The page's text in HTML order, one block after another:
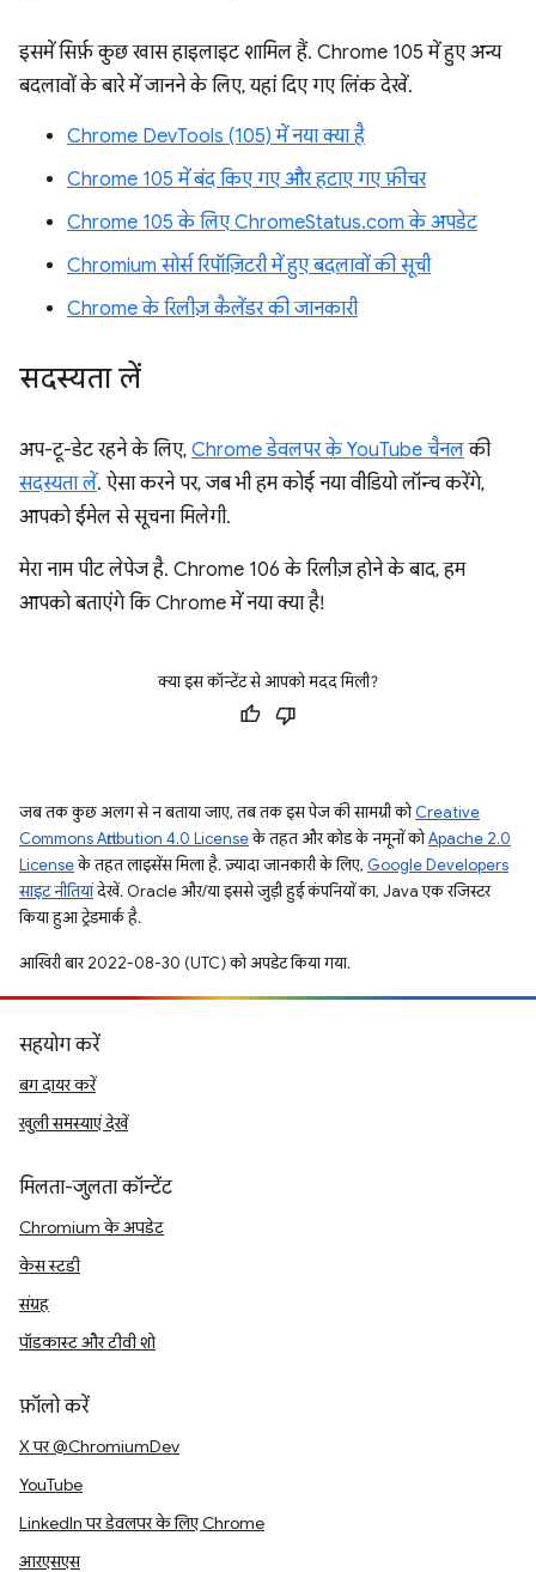
इसमें सिर्फ़ कुछ खास हाइलाइट शामिल हैं. Chrome 105 में हुए अन्य
बदलावों के बारे में जानने के लिए, यहां दिए गए लिंक देखें.
Chrome DevTools (105) में नया क्या है
Chrome 105 में बंद किए गए और हटाए गए फ़ीचर
Chrome 105 के लिए ChromeStatus.com के अपडेट
Chromium सोर्स रिपॉज़िटरी में हुए बदलावों की सूची
Chrome के रिलीज़ कैलेंडर की जानकारी
सदस्यता लें
अप-टू-डेट रहने के लिए, Chrome डेवलपर के YouTube चैनलकी
सदस्यता लें. ऐसा करने पर, जब भी हम कोई नया वीडियो लॉन्च करेंगे,
आपको ईमेल से सूचना मिलेगी.
मेरा नाम पीट लेपेज है. Chrome 106 के रिलीज़ होने के बाद, हम
आपको बताएंगे कि Chrome में नया क्या है!
क्या इस कॉन्टेंट से आपको मदद मिली?
जब तक कुछ अलग से न बताया जाए, तब तक इस पेज की सामग्री कोCreative
Commons Attribution 4.0 Licenseके तहत और कोड के नमूनों कोApache 2.0
Licenseके तहत लाइसेंस मिला है. ज़्यादा जानकारी के लिए, Google Developers
साइट नीतियांदेखें. Oracle और/या इससे जुड़ी हुई कंपनियों का, Java एक रजिस्टर
किया हुआ ट्रेडमार्क है.
आखिरी बार 2022-08-30 (UTC) को अपडेट किया गया.
सहयोग करें
बग दायर करें
खुली समस्याएं देखें
मिलता-जुलता कॉन्टेंट
Chromium के अपडेट
केस स्टडी
संग्रह
पॉडकास्ट और टीवी शो
फ़ॉलो करें
X पर @ChromiumDev
YouTube
LinkedIn पर डेवलपर के लिए Chrome
आरएसएस